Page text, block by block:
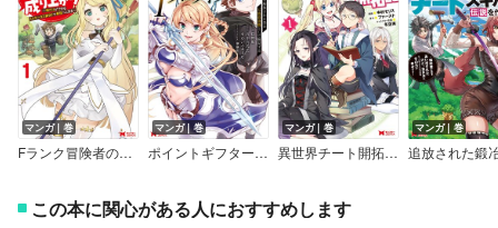
マンガ｜巻
Fランク冒険者の成り上がり～俺だけができる《ステータス操作》で最強へと至る～（コミック）
マンガ｜巻
ポイントギフター《経験値分配能力者》の異世界最強ソロライフ ～ブラックギルドから解放された男は万能最強職として無双する～（コミック）
マンガ｜巻
異世界チート開拓記（コミック）
マンガ｜巻
この本に関心がある人におすすめします